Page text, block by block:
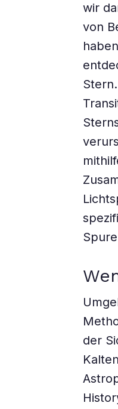
wir
von
der